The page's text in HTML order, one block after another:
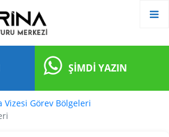
ŞIMDI YAZIN
Vizesi Görev Bölgeleri